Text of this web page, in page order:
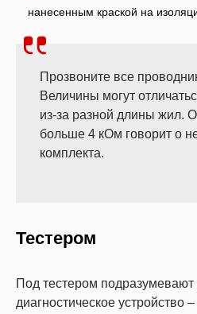
нанесенным краской на
Прозвоните все
Величины могут
из-за разной длины жил.
больше 4 кОм говорит о
комплекта.
Тестером
Под тестером подразумевают
диагностическое устройство